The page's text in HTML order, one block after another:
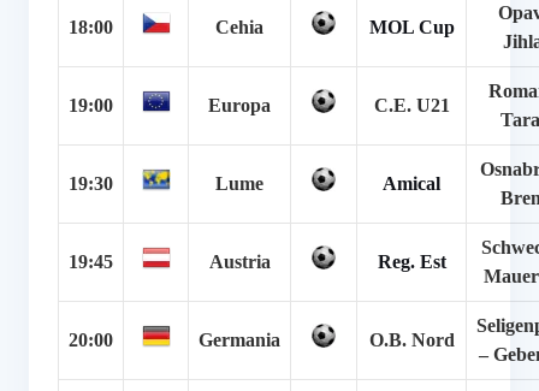
18:00 Cehia MOL Cup
19:00 Europa C.E. U21
19:30 Lume Amical
19:45 Austria Reg. Est
20:00 Germania O.B. Nord
–